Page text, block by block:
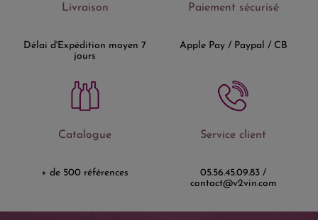
Livraison
Délai d'Expédition moyen 7
jours
Paiement sécurisé
Apple Pay / Paypal / CB
Catalogue
+ de 500 références
Service client
05.56.45.09.83 /
contact@v2vin.com